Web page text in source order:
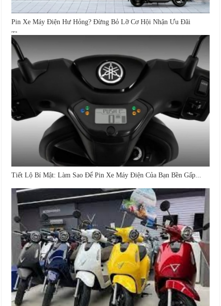
Pin Xe Máy Điện Hư Hỏng? Đừng Bỏ Lỡ Cơ Hội Nhận Ưu Đãi
Thay...
Tiết Lộ Bí Mật: Làm Sao Để Pin Xe Máy Điện Của Bạn Bền Gấp...